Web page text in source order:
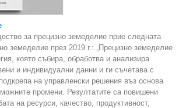
за прецизно земеделие прие следната
земеделие през 2019 г.: „Прецизно земеделие
която събира, обработва и анализира
и индивидуални данни и ги съчетава с
на управленски решения въз основа
промени. Резултатите са повишени
на ресурси, качество, продуктивност,